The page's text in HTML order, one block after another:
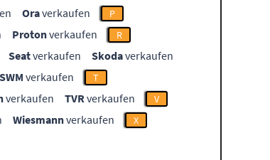
Oraverkaufen P
Protonverkaufen R
Seatverkaufen Skodaverkaufen
SWM verkaufen T
verkaufen TVRverkaufen V
Wiesmannverkaufen X